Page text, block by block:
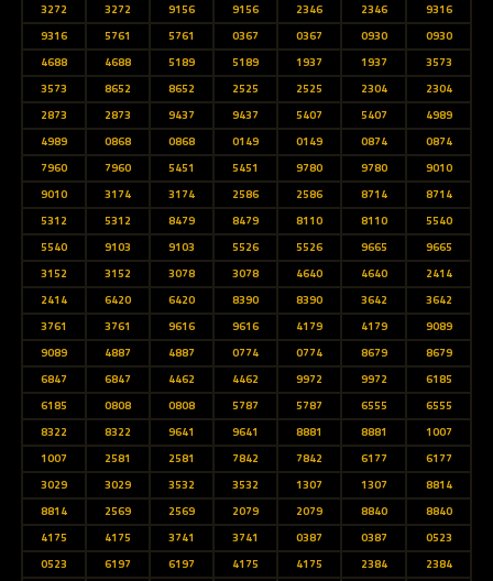
3272
3272 9156 9156 2346 2346
9316
9316
5761 5761 0367 0367 0930
0930
4688
4688 5189 5189 1937 1937
3573
3573
8652 8652 2525 2525 2304
2304
2873
2873 9437 9437 5407 5407
4989
4989
0868 0868 0149 0149 0874
0874
7960
7960 5451 5451 9780 9780
9010
9010
3174 3174 2586 2586 8714
8714
5312
5312 8479 8479 8110 8110
5540
5540
9103 9103 5526 5526 9665
9665
3152
3152 3078 3078 4640 4640
2414
2414
6420 6420 8390 8390 3642
3642
3761
3761 9616 9616 4179 4179
9089
9089
4887 4887 0774 0774 8679
8679
6847
6847 4462 4462 9972 9972
6185
6185
0808 0808 5787 5787 6555
6555
8322
8322 9641 9641 8881 8881
1007
1007
2581 2581 7842 7842 6177
6177
3029
3029 3532 3532 1307 1307
8814
8814
2569 2569 2079 2079 8840
8840
4175
4175 3741 3741 0387 0387
0523
0523
6197 6197 4175 4175 2384
2384